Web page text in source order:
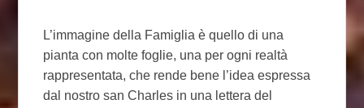
L’immagine della Famiglia è quello di una
pianta con molte foglie, una per ogni realtà
rappresentata, che rende bene l’idea espressa
dal nostro san Charles in una lettera del